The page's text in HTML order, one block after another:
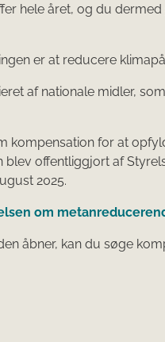
hele året, og du
er at reducere
af nationale midler,
kompensation for at
blev offentliggjort af
2025.
om
åbner, kan du søge